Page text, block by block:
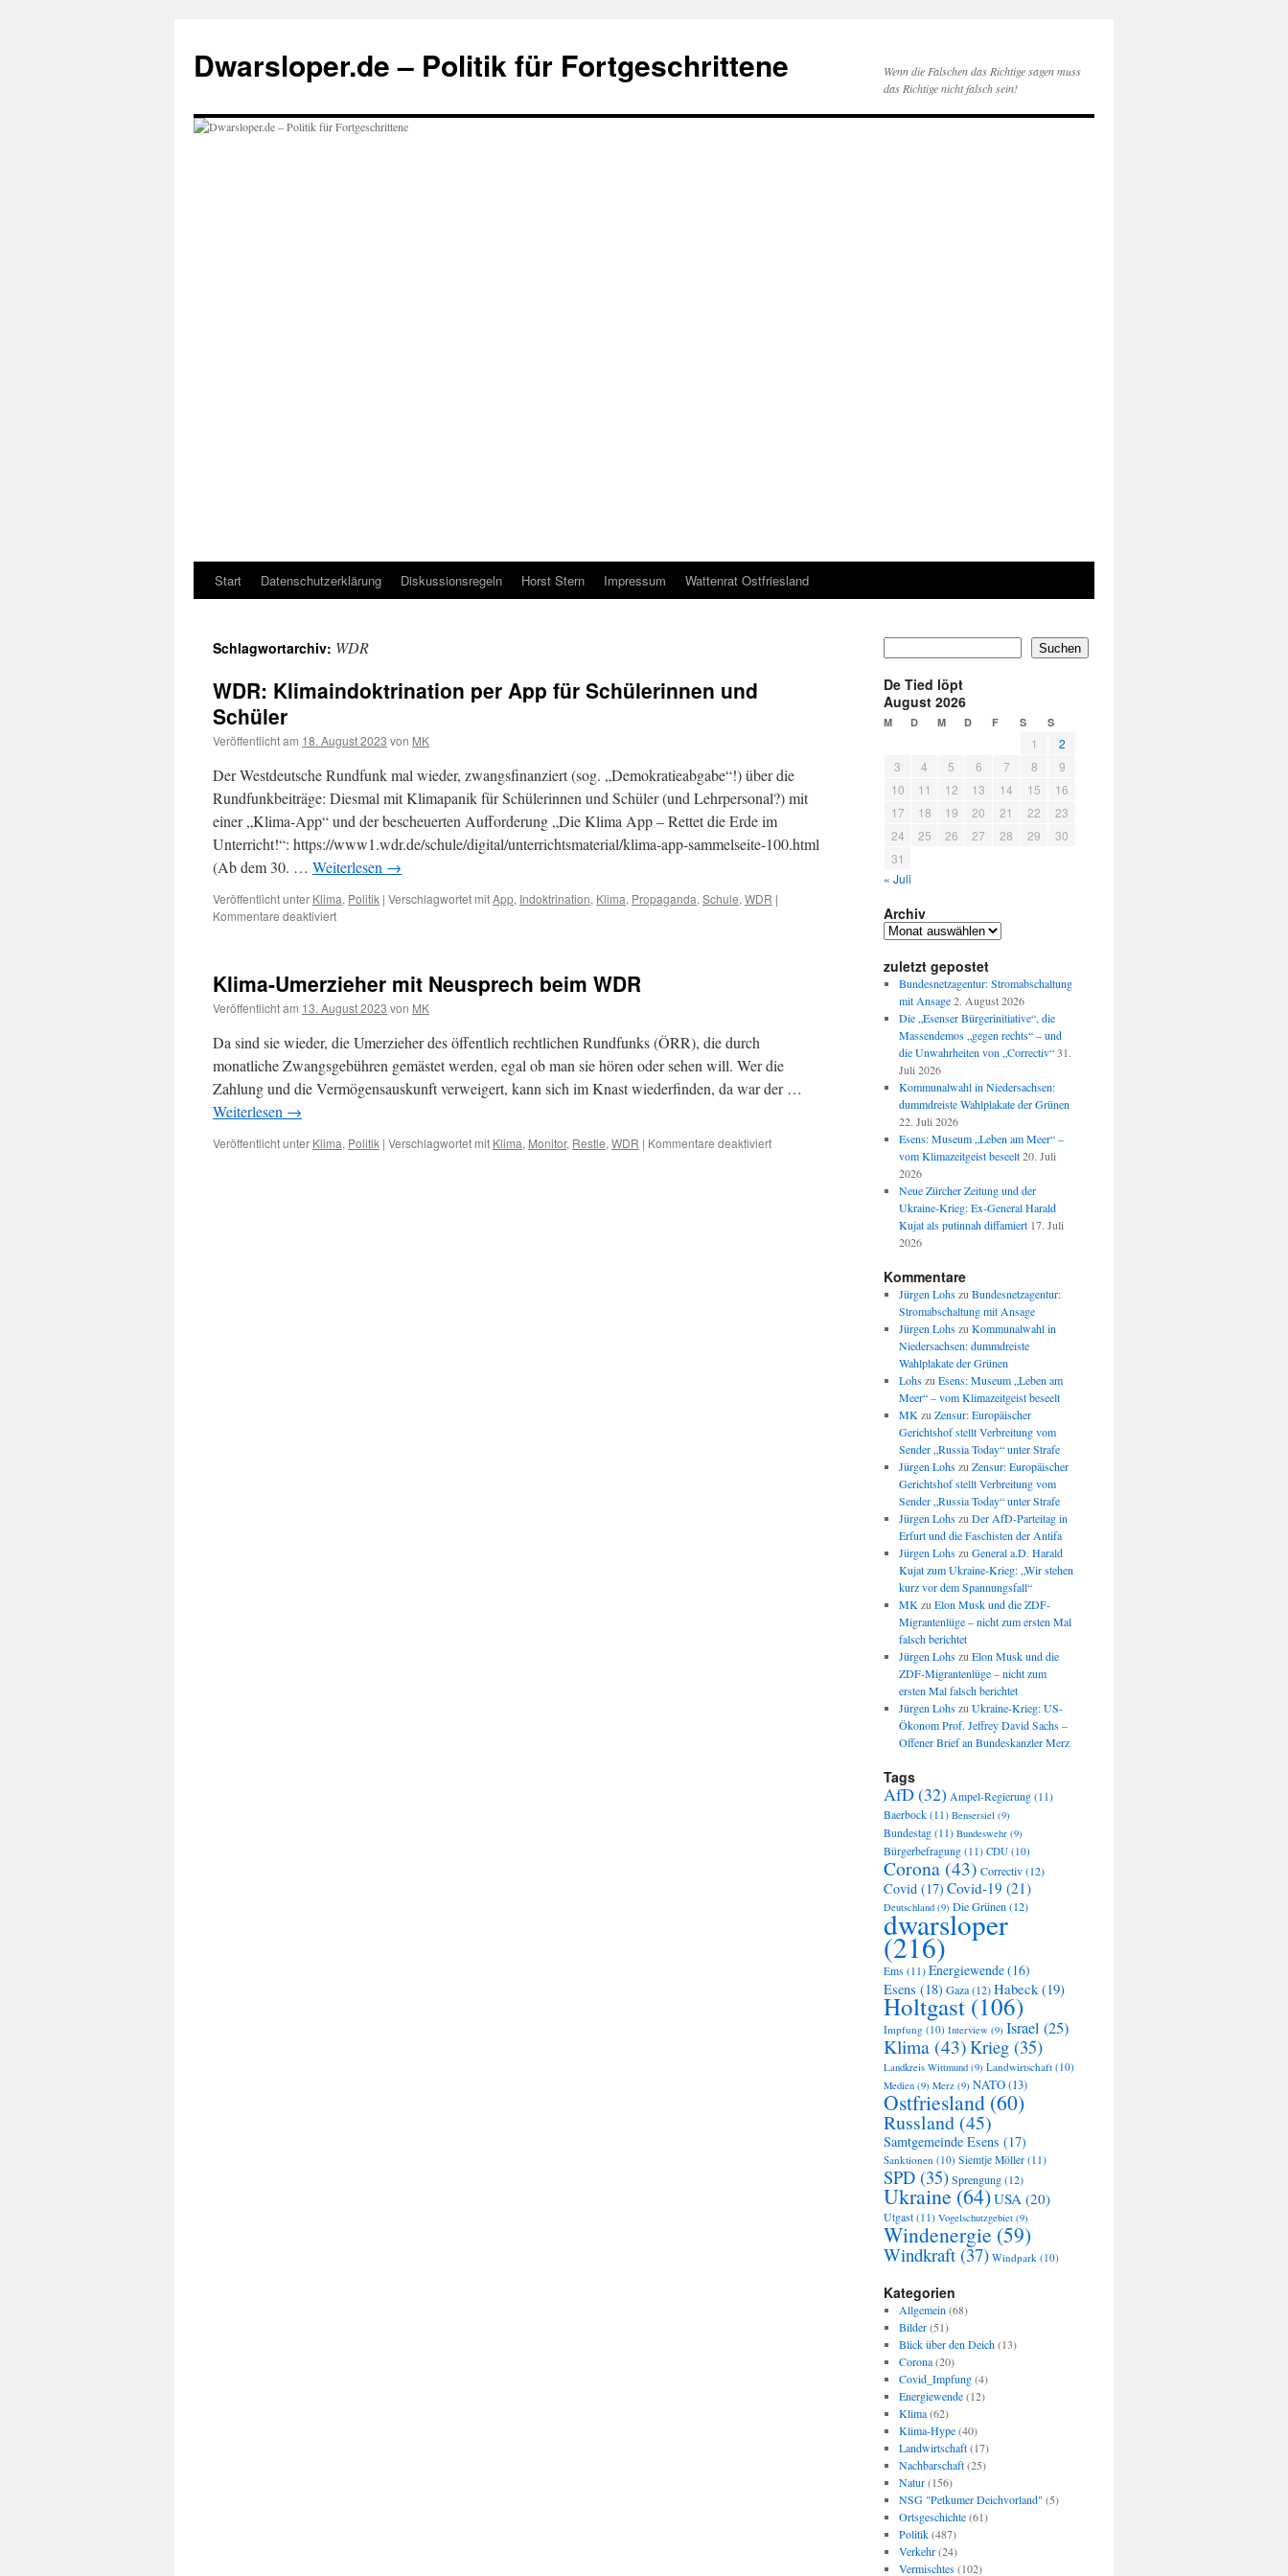
springen
Dwarsloper.de – Politik für Fortgeschrittene
Wenn die Falschen das Richtige sagen muss
das Richtige nicht falsch sein!
Start Datenschutzerklärung Diskussionsregeln Horst Stern Impressum Wattenrat Ostfriesland
Schlagwortarchiv: WDR
WDR: Klimaindoktrination per App für Schülerinnen und
Schüler
Veröffentlicht am 18. August 2023 von MK
Der Westdeutsche Rundfunk mal wieder, zwangsfinanziert (sog. „Demokratieabgabe“!) über die
Rundfunkbeiträge: Diesmal mit Klimapanik für Schülerinnen und Schüler (und Lehrpersonal?) mit
einer „Klima-App“ und der bescheuerten Aufforderung „Die Klima App – Rettet die Erde im
Unterricht!“: https://www1.wdr.de/schule/digital/unterrichtsmaterial/klima-app-sammelseite-100.html
(Ab dem 30. … Weiterlesen →
Veröffentlicht unter Klima, Politik | Verschlagwortet mitApp, Indoktrination, Klima, Propaganda, Schule, WDR |
Kommentare deaktiviertfür
App
Schülerinnen
und
Schüler
Klima-Umerzieher mit Neusprech beim WDR
Veröffentlicht am 13. August 2023 von MK
Da sind sie wieder, die Umerzieher des öffentlich rechtlichen Rundfunks (ÖRR), die durch
monatliche Zwangsgebühren gemästet werden, egal ob man sie hören oder sehen will. Wer die
Zahlung und die Vermögensauskunft verweigert, kann sich im Knast wiederfinden, da war der …
Weiterlesen →
Veröffentlicht unter Klima, Politik | Verschlagwortet mit Klima, Monitor, Restle, WDR | Kommentare deaktiviertfür
Suchen
De Tied löpt
August 2026
M D M D F S S
1
2
3
4 5 6 7 8
9
10
11 12 13 14 15
16
17
18 19 20 21 22
23
24
25 26 27 28 29
30
31
« Juli
Archiv
Archiv
zuletzt gepostet
Bundesnetzagentur: Stromabschaltung
mit Ansage 2. August 2026
Die „Esenser Bürgerinitiative“, die
Massendemos „gegen rechts“ – und
die Unwahrheiten von „Correctiv“ 31.
Juli 2026
Kommunalwahl in Niedersachsen:
dummdreiste Wahlplakate der Grünen
22. Juli 2026
Esens: Museum „Leben am Meer“ –
vom Klimazeitgeist beseelt 20. Juli
2026
Neue Zürcher Zeitung und der
Ukraine-Krieg: Ex-General Harald
Kujat als putinnah diffamiert 17. Juli
2026
Kommentare
Jürgen Lohszu Bundesnetzagentur:
Stromabschaltung mit Ansage
Jürgen Lohszu Kommunalwahl in
Niedersachsen: dummdreiste
Wahlplakate der Grünen
Lohszu Esens: Museum „Leben am
Meer“ – vom Klimazeitgeist beseelt
MK zu Zensur: Europäischer
Gerichtshof stellt Verbreitung vom
Sender „Russia Today“ unter Strafe
Jürgen Lohszu Zensur: Europäischer
Gerichtshof stellt Verbreitung vom
Sender „Russia Today“ unter Strafe
Jürgen Lohszu Der AfD-Parteitag in
Erfurt und die Faschisten der Antifa
Jürgen Lohszu General a.D. Harald
Kujat zum Ukraine-Krieg: „Wir stehen
kurz vor dem Spannungsfall“
MK zu Elon Musk und die ZDF-
Migrantenlüge – nicht zum ersten Mal
falsch berichtet
Jürgen Lohszu Elon Musk und die
ZDF-Migrantenlüge – nicht zum
ersten Mal falsch berichtet
Jürgen Lohszu Ukraine-Krieg: US-
Ökonom Prof. Jeffrey David Sachs –
Offener Brief an Bundeskanzler Merz
Tags
AfD(32) Ampel-Regierung (11)
Baerbock (11) Bensersiel (9)
Bundestag (11) Bundeswehr (9)
Bürgerbefragung (11) CDU (10)
Corona (43) Correctiv(12)
Covid (17) Covid-19 (21)
Deutschland (9) Die Grünen(12)
dwarsloper
(216)
Ems (11) Energiewende(16)
Esens (18)Gaza(12)Habeck(19)
Holtgast (106)
Impfung (10) Interview (9) Israel (25)
Klima (43)Krieg (35)
Landkreis Wittmund (9) Landwirtschaft (10)
Medien (9) Merz (9) NATO(13)
Ostfriesland (60)
Russland (45)
Samtgemeinde Esens (17)
Sanktionen (10) Siemtje Möller (11)
SPD (35)Sprengung(12)
Ukraine (64)USA (20)
Utgast (11) Vogelschutzgebiet (9)
Windenergie (59)
Windkraft (37) Windpark (10)
Kategorien
Allgemein (68)
Bilder(51)
Blick über den Deich(13)
Corona(20)
Covid_Impfung(4)
Energiewende(12)
Klima(62)
Klima-Hype(40)
Landwirtschaft(17)
Nachbarschaft(25)
Natur(156)
NSG "Petkumer Deichvorland" (5)
Ortsgeschichte(61)
Politik(487)
Verkehr(24)
Vermischtes(102)